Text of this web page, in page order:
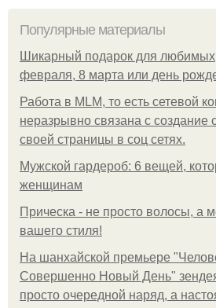
Популярные материалы
Шикарный подарок для
февраля, 8 марта или день
Работа в MLM, то есть сетевой
неразрывно связана с создание
своей страницы в соц сетях.
Мужской гардероб: 6 вещей,
женщинам
Прическа - не просто волосы, а
вашего стиля!
На шанхайской премьере
Совершенно Новый День"
просто очередной наряд, а